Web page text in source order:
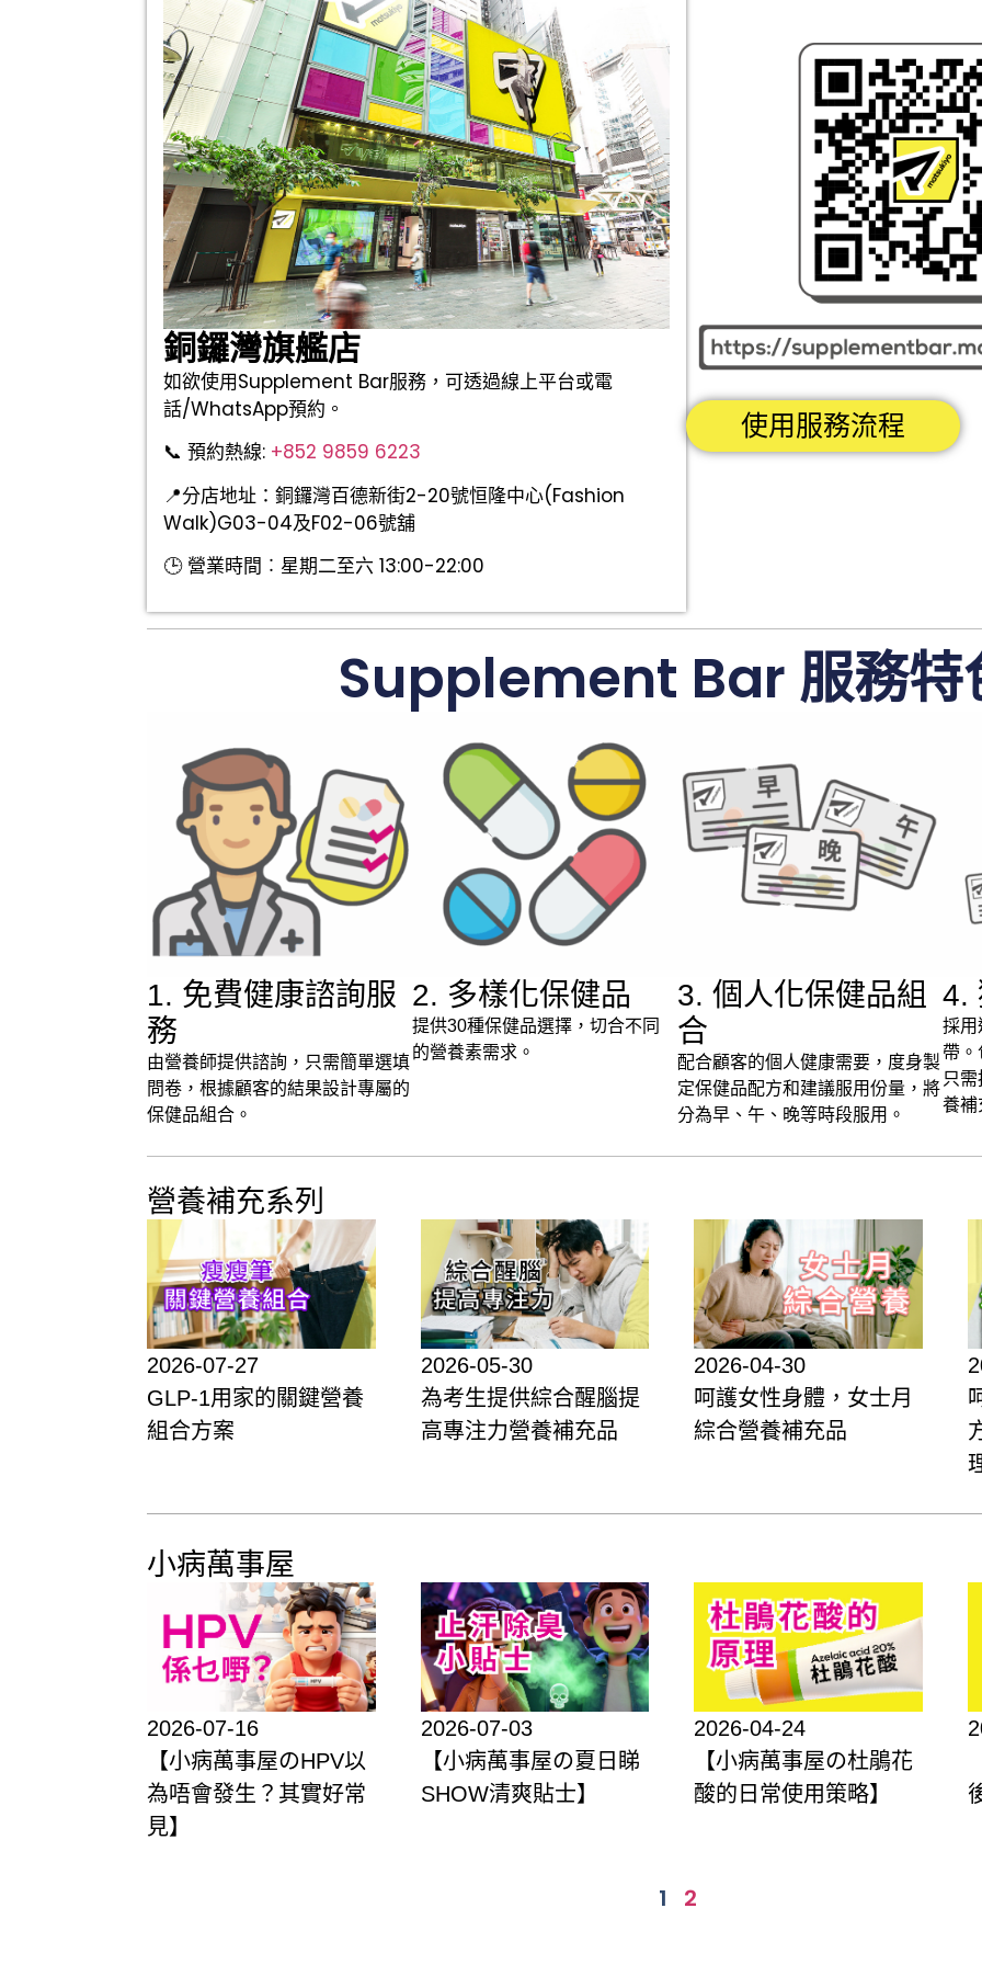
銅鑼灣旗艦店
如欲使用Supplement Bar服務，可透過線上平台或電
話/WhatsApp預約。
📞 預約熱線: +852 9859 6223
📍分店地址：銅鑼灣百德新街2-20號恒隆中心(Fashion
Walk)G03-04及F02-06號舖
🕒 營業時間︰星期二至六 13:00-22:00
使用服務流程
Supplement Bar 服務特
1. 免費健康諮詢服
務
由營養師提供諮詢，只需簡單選填
問卷，根據顧客的結果設計專屬的
保健品組合。
2. 多樣化保健品
提供30種保健品選擇，切合不同
的營養素需求。
3. 個人化保健品組
合
配合顧客的個人健康需要，度身製
定保健品配方和建議服用份量，將
分為早、午、晚等時段服用。
4.
採用
帶
只
養補
營養補充系列
2026-07-27
GLP-1用家的關鍵營養
組合方案
2026-05-30
為考生提供綜合醒腦提
高專注力營養補充品
2026-04-30
呵護女性身體，女士月
綜合營養補充品
小病萬事屋
2026-07-16
【小病萬事屋のHPV以
為唔會發生？其實好常
見】
2026-07-03
【小病萬事屋の夏日睇
SHOW清爽貼士】
2026-04-24
【小病萬事屋の杜鵑花
酸的日常使用策略】
1 2